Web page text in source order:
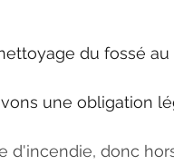
du fossé
une obligation
d'incendie, donc